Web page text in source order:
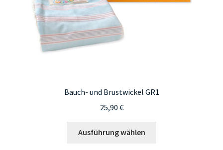
Bauch- und Brustwickel GR1
25,90 €
Ausführung wählen